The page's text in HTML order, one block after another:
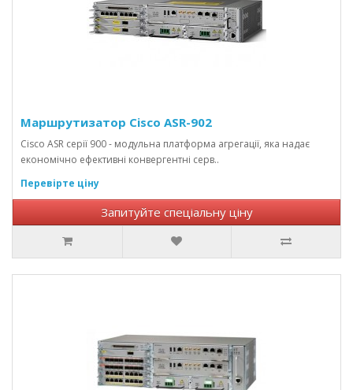
Маршрутизатор Cisco ASR-902
Cisco ASR серії 900 - модульна платформа агрегації, яка надає
економічно ефективні конвергентні серв..
Перевірте ціну
Запитуйте спеціальну ціну